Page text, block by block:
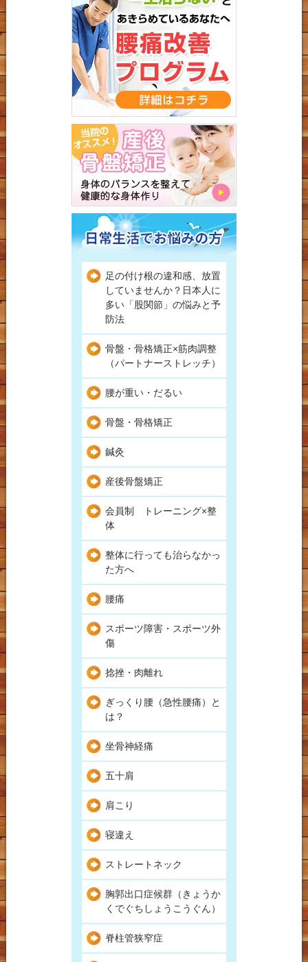
足の付け根の違和感、放置
していませんか？日本人に
多い「股関節」の悩みと予
防法
骨盤・骨格矯正×筋肉調整
（パートナーストレッチ）
腰が重い・だるい
骨盤・骨格矯正
鍼灸
産後骨盤矯正
会員制 トレーニング×整
体
整体に行っても治らなかっ
た方へ
腰痛
スポーツ障害・スポーツ外
傷
捻挫・肉離れ
ぎっくり腰（急性腰痛）と
は？
坐骨神経痛
五十肩
肩こり
寝違え
ストレートネック
胸郭出口症候群（きょうか
くでぐちしょうこうぐん）
脊柱管狭窄症